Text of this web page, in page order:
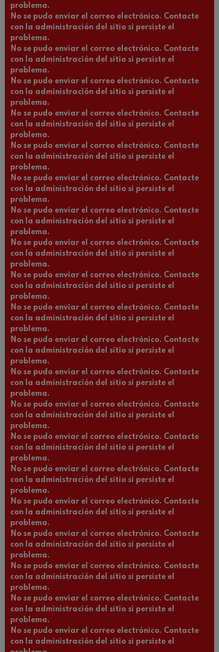
problema.
No se pudo enviar el correo electrónico. Contacte
con la administración del sitio si persiste el
problema.
No se pudo enviar el correo electrónico. Contacte
con la administración del sitio si persiste el
problema.
No se pudo enviar el correo electrónico. Contacte
con la administración del sitio si persiste el
problema.
No se pudo enviar el correo electrónico. Contacte
con la administración del sitio si persiste el
problema.
No se pudo enviar el correo electrónico. Contacte
con la administración del sitio si persiste el
problema.
No se pudo enviar el correo electrónico. Contacte
con la administración del sitio si persiste el
problema.
No se pudo enviar el correo electrónico. Contacte
con la administración del sitio si persiste el
problema.
No se pudo enviar el correo electrónico. Contacte
con la administración del sitio si persiste el
problema.
No se pudo enviar el correo electrónico. Contacte
con la administración del sitio si persiste el
problema.
No se pudo enviar el correo electrónico. Contacte
con la administración del sitio si persiste el
problema.
No se pudo enviar el correo electrónico. Contacte
con la administración del sitio si persiste el
problema.
No se pudo enviar el correo electrónico. Contacte
con la administración del sitio si persiste el
problema.
No se pudo enviar el correo electrónico. Contacte
con la administración del sitio si persiste el
problema.
No se pudo enviar el correo electrónico. Contacte
con la administración del sitio si persiste el
problema.
No se pudo enviar el correo electrónico. Contacte
con la administración del sitio si persiste el
problema.
No se pudo enviar el correo electrónico. Contacte
con la administración del sitio si persiste el
problema.
No se pudo enviar el correo electrónico. Contacte
con la administración del sitio si persiste el
problema.
No se pudo enviar el correo electrónico. Contacte
con la administración del sitio si persiste el
problema.
No se pudo enviar el correo electrónico. Contacte
con la administración del sitio si persiste el
problema.
No se pudo enviar el correo electrónico. Contacte
con la administración del sitio si persiste el